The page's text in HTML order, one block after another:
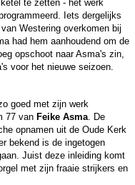
te zetten - het werk
Iets dergelijks
Westering overkomen bij
had hem aanhoudend om de
opschoot naar Asma's zin,
voor het nieuwe seizoen.
goed met zijn werk
77 van Feike Asma . De
opnamen uit de Oude Kerk
bekend is de ingetogen
Juist deze inleiding komt
met zijn fraaie strijkers en